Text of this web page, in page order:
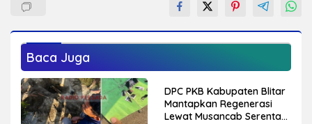
Baca Juga
DPC PKB Kabupaten Blitar
Mantapkan Regenerasi
Lewat Musancab Serentak,